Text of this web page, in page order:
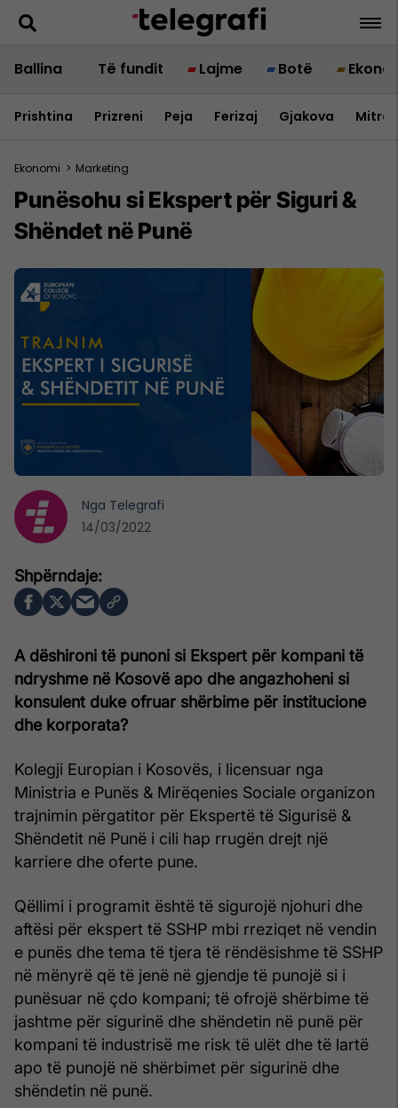
Ballina Të fundit Lajme Botë
Prishtina Prizreni Peja Ferizaj Gjakova
Ekonomi > Marketing
Punësohu si Ekspert për Siguri &
Shëndet në Punë
A dëshironi të punoni si Ekspert për kompani të
ndryshme në Kosovë apo dhe angazhoheni si
konsulent duke ofruar shërbime për institucione
dhe korporata?
Kolegji Europian i Kosovës, i licensuar nga
Ministria e Punës & Mirëqenies Sociale organizon
trajnimin përgatitor për Ekspertë të Sigurisë &
Shëndetit në Punë i cili hap rrugën drejt një
karriere dhe oferte pune.
Qëllimi i programit është të sigurojë njohuri dhe
aftësi për ekspert të SSHP mbi rreziqet në vendin
e punës dhe tema të tjera të rëndësishme të SSHP
në mënyrë që të jenë në gjendje të punojë si i
punësuar në çdo kompani; të ofrojë shërbime të
jashtme për sigurinë dhe shëndetin në punë për
kompani të industrisë me risk të ulët dhe të lartë
apo të punojë në shërbimet për sigurinë dhe
shëndetin në punë.
Nga Telegrafi
14/03/2022